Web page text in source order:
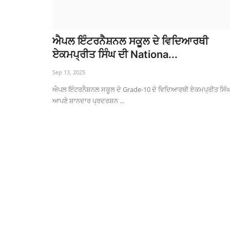
ਐਪਲ ਇੰਟਰਨੈਸ਼ਨਲ ਸਕੂਲ ਦੇ ਵਿਦਿਆਰਥੀ
ਏਕਮਪ੍ਰੀਤ ਸਿੰਘ ਦੀ Nationa...
Sep 13, 2025
ਐਪਲ ਇੰਟਰਨੈਸ਼ਨਲ ਸਕੂਲ ਦੇ Grade-10 ਦੇ ਵਿਦਿਆਰਥੀ ਏਕਮਪ੍ਰੀਤ
ਆਪਣੇ ਸ਼ਾਨਦਾਰ ਪ੍ਰਦਰਸ਼ਨ ...